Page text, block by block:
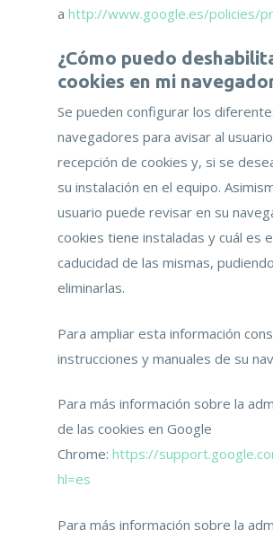
a http://www.google.es/policies/
¿Cómo puedo
cookies en mi
Se pueden configurar los
navegadores para avisar al
recepción de cookies y, si se
su instalación en el equipo.
usuario puede revisar en su
cookies tiene instaladas y cuál es
caducidad de las mismas, pudiendo
eliminarlas.
Para ampliar esta información
instrucciones y manuales de su
Para más información sobre la
de las cookies en Google
Chrome: https://
hl=es
Para más información sobre la